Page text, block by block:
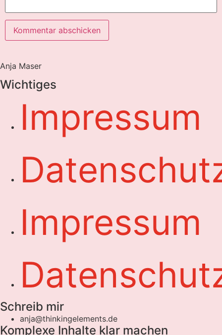
Anja Maser
Wichtiges
Impressum
Impressum
Schreib mir
anja@thinkingelements.de
Komplexe Inhalte klar machen